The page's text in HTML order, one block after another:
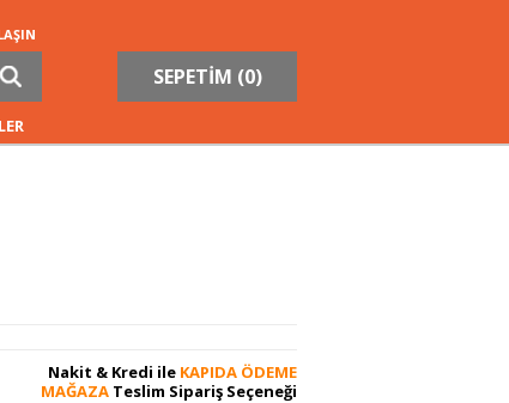
SEPETİM (0)
Nakit & Kredi ile KAPIDA ÖDEME
MAĞAZA Teslim Sipariş Seçeneği